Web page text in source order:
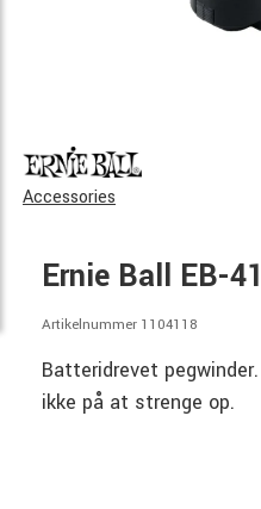
Accessories
Ernie Ball EB-
Artikelnummer 1104118
Batteridrevet
ikke på at strenge op.